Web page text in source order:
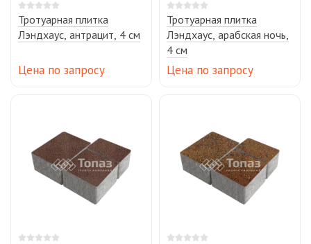
Тротуарная плитка
Лэндхаус, антрацит, 4 см
Цена по запросу
Тротуарная плитка
Лэндхаус, арабская ночь,
4 см
Цена по запросу